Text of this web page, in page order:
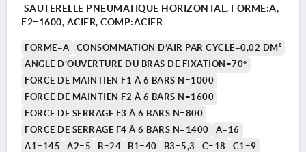
SAUTERELLE PNEUMATIQUE HORIZONTAL, FORME:A,
F2=1600, ACIER, COMP:ACIER
FORME=A
CONSOMMATION D’AIR PAR CYCLE=0,02 DM³
ANGLE D’OUVERTURE DU BRAS DE FIXATION=70°
FORCE DE MAINTIEN F1 À 6 BARS N=1000
FORCE DE MAINTIEN F2 À 6 BARS N=1600
FORCE DE SERRAGE F3 À 6 BARS N=800
FORCE DE SERRAGE F4 À 6 BARS N=1400
A=16
A1=145
A2=5 B=24 B1=40 B3=5,3 C=18
C1=9